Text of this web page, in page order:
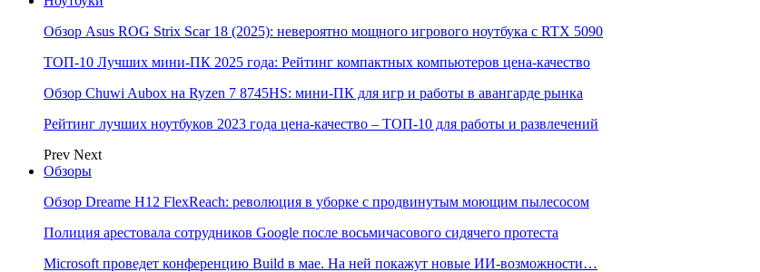
Обзор Asus ROG Strix Scar 18 (2025): невероятно мощного игрового ноутбука с RTX 5090
ТОП-10 Лучших мини-ПК 2025 года: Рейтинг компактных компьютеров цена-качество
Обзор Chuwi Aubox на Ryzen 7 8745HS: мини-ПК для игр и работы в авангарде рынка
Рейтинг лучших ноутбуков 2023 года цена-качество – ТОП-10 для работы и развлечений
Prev Next
Обзоры
Обзор Dreame H12 FlexReach: революция в уборке с продвинутым моющим пылесосом
Полиция арестовала сотрудников Google после восьмичасового сидячего протеста
Microsoft проведет конференцию Build в мае. На ней покажут новые ИИ-возможности…